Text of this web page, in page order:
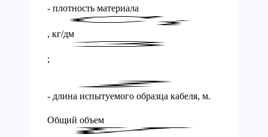
- плотность материала
, кг/дм
;
- длина испытуемого образца кабеля, м.
Общий объем